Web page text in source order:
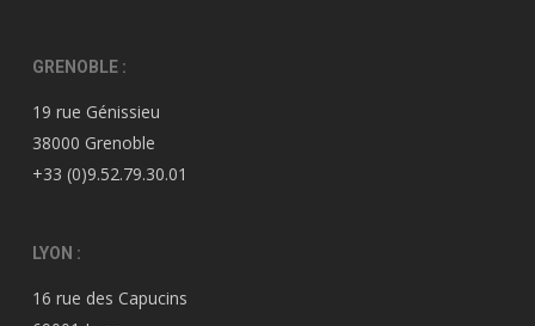
GRENOBLE :
19 rue Génissieu
38000 Grenoble
+33 (0)9.52.79.30.01
LYON :
16 rue des Capucins